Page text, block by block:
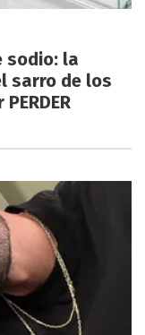
sodio: la
sarro de los